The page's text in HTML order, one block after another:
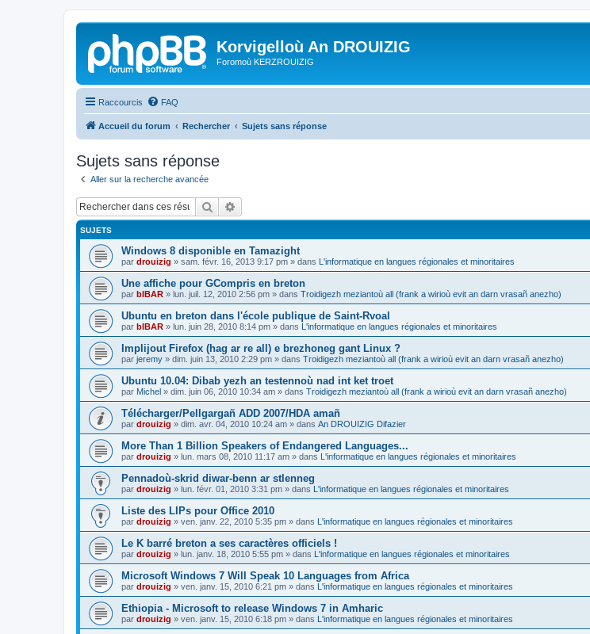
Korvigelloù An DROUIZIG
Foromoù KERZROUIZIG
Raccourcis FAQ
Accueil du forum Rechercher Sujets sans réponse
Sujets sans réponse
Aller sur la recherche avancée
Rechercher
SUJETS
Windows 8 disponible en Tamazight
par drouizig » sam. févr. 16, 2013 9:17 pm » dans L'informatique en langues régionales et minoritaires
Une affiche pour GCompris en breton
par bIBAR » lun. juil. 12, 2010 2:56 pm » dans Troidigezh meziantoù all (frank a wirioù evit an darn vrasañ anezho)
Ubuntu en breton dans l'école publique de Saint-Rvoal
par bIBAR » lun. juin 28, 2010 8:14 pm » dans L'informatique en langues régionales et minoritaires
Implijout Firefox (hag ar re all) e brezhoneg gant Linux ?
par jeremy » dim. juin 13, 2010 2:29 pm » dans Troidigezh meziantoù all (frank a wirioù evit an darn vrasañ anezho)
Ubuntu 10.04: Dibab yezh an testennoù nad int ket troet
par Michel » dim. juin 06, 2010 10:34 am » dans Troidigezh meziantoù all (frank a wirioù evit an darn vrasañ anezho)
Télécharger/Pellgargañ ADD 2007/HDA amañ
par drouizig » dim. avr. 04, 2010 10:24 am » dans An DROUIZIG Difazier
More Than 1 Billion Speakers of Endangered Languages...
par drouizig » lun. mars 08, 2010 11:17 am » dans L'informatique en langues régionales et minoritaires
Pennadoù-skrid diwar-benn ar stlenneg
par drouizig » lun. févr. 01, 2010 3:31 pm » dans L'informatique en langues régionales et minoritaires
Liste des LIPs pour Office 2010
par drouizig » ven. janv. 22, 2010 5:35 pm » dans L'informatique en langues régionales et minoritaires
Le K barré breton a ses caractères officiels !
par drouizig » lun. janv. 18, 2010 5:55 pm » dans L'informatique en langues régionales et minoritaires
Microsoft Windows 7 Will Speak 10 Languages from Africa
par drouizig » ven. janv. 15, 2010 6:21 pm » dans L'informatique en langues régionales et minoritaires
Ethiopia - Microsoft to release Windows 7 in Amharic
par drouizig » ven. janv. 15, 2010 6:18 pm » dans L'informatique en langues régionales et minoritaires